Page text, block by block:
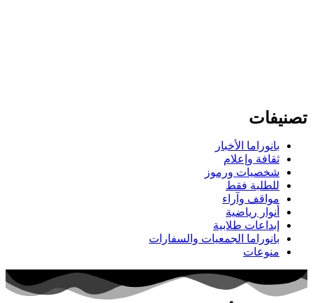
تصنيفات
بانوراما الأخبار
ثقافة وإعلام
شخصيات ورموز
للطلبة فقط
مواقف وآراء
أنوار رياضية
إبداعات طلابية
بانوراما الجمعيات والسفارات
منوعات